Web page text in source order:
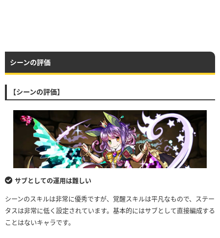
シーンの評価
【シーンの評価】
サブとしての運用は難しい
シーンのスキルは非常に優秀ですが、覚醒スキルは平凡なもので、ステー
タスは非常に低く設定されています。基本的にはサブとして直接編成する
ことはないキャラです。